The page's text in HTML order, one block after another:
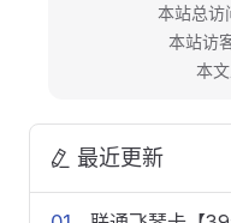
本站总访
本站访
本文
最近更新